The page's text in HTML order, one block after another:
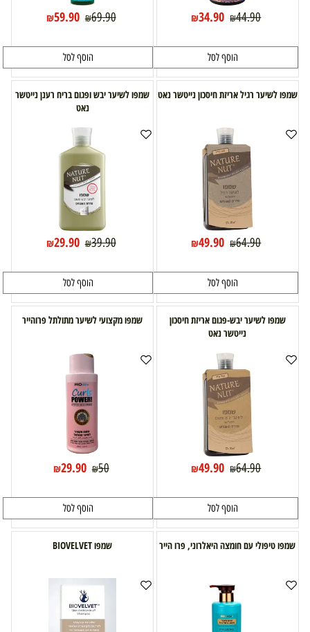
₪44.90
₪34.90
הוסף לסל
₪69.90
₪59.90
הוסף לסל
שמפו לשיער רגיל אריזת חיסכון נייטשר נאט
₪64.90
₪49.90
הוסף לסל
שמפו לשיער יבש ופגום בריח רענן נייטשר
נאט
₪39.90
₪29.90
הוסף לסל
שמפו לשיער יבש-פגום אריזת חיסכון
נייטשר נאט
₪64.90
₪49.90
הוסף לסל
שמפו מקצועי לשיער מתולתל פרוהייר
₪50
₪29.90
הוסף לסל
שמפו טיפולי עם חומצה היאלרוני, פרו הייר שמפו BIOVELVET